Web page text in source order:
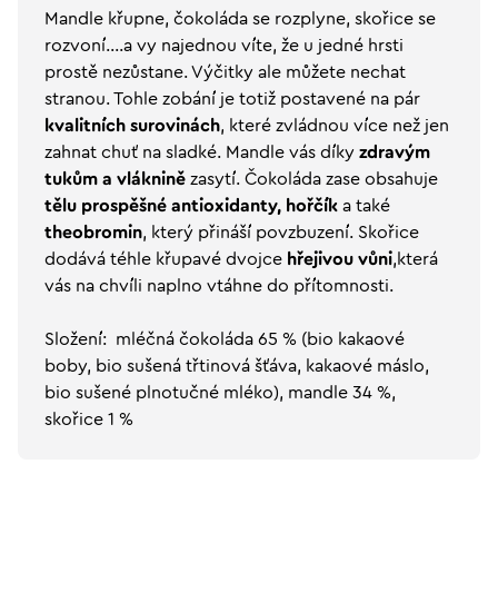
Mandle křupne, čokoláda se rozplyne, skořice se
rozvoní....a vy najednou víte, že u jedné hrsti
prostě nezůstane. Výčitky ale můžete nechat
stranou. Tohle zobání je totiž postavené na pár
kvalitních surovinách, které zvládnou více než jen
zahnat chuť na sladké. Mandle vás díky zdravým
tukům a vláknině zasytí. Čokoláda zase obsahuje
tělu prospěšné antioxidanty, hořčík a také
theobromin, který přináší povzbuzení. Skořice
dodává téhle křupavé dvojce hřejivou vůni,která
vás na chvíli naplno vtáhne do přítomnosti.
Složení: mléčná čokoláda 65 % (bio kakaové
boby, bio sušená třtinová šťáva, kakaové máslo,
bio sušené plnotučné mléko), mandle 34 %,
skořice 1 %